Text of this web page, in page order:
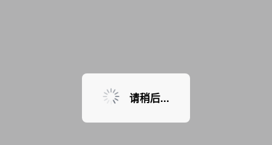
暂无课程，敬请期待
请稍后...